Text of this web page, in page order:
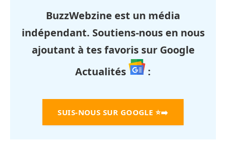
BuzzWebzine est un média
indépendant. Soutiens-nous en nous
ajoutant à tes favoris sur Google
Actualités
:
SUIS-NOUS SUR GOOGLE ⭐➡️